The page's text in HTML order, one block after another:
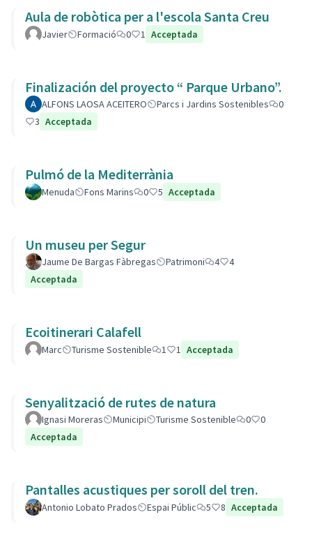
Aula de robòtica per a l'escola Santa Creu
Javier Formació 0 1 Acceptada
Finalización del proyecto “ Parque Urbano”.
ALFONS LAOSA ACEITERO Parcs i Jardins Sostenibles
0
3 Acceptada
Pulmó de la Mediterrània
Menuda Fons Marins 0 5 Acceptada
Un museu per Segur
Jaume De Bargas Fàbregas Patrimoni 4
4
Acceptada
Ecoitinerari Calafell
Marc Turisme Sostenible 1 1 Acceptada
Senyalització de rutes de natura
Ignasi Moreras Municipi Turisme Sostenible 0
0
Acceptada
Pantalles acustiques per soroll del tren.
Antonio Lobato Prados Espai Públic 5 8 Acceptada